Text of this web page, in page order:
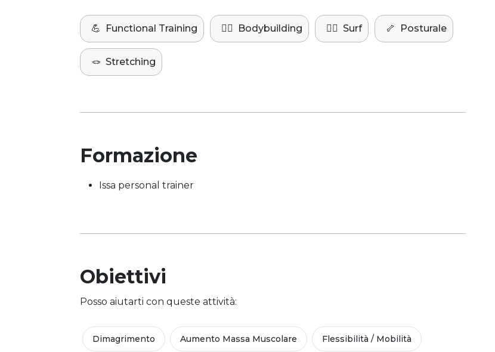
💪 Functional Training 🏋️‍♀️ Bodybuilding 🏄‍♂️ Surf 🦴 Posturale
🪢 Stretching
Formazione
Issa personal trainer
Obiettivi
Posso aiutarti con queste attività:
Dimagrimento Aumento Massa Muscolare Flessibilità / Mobilità